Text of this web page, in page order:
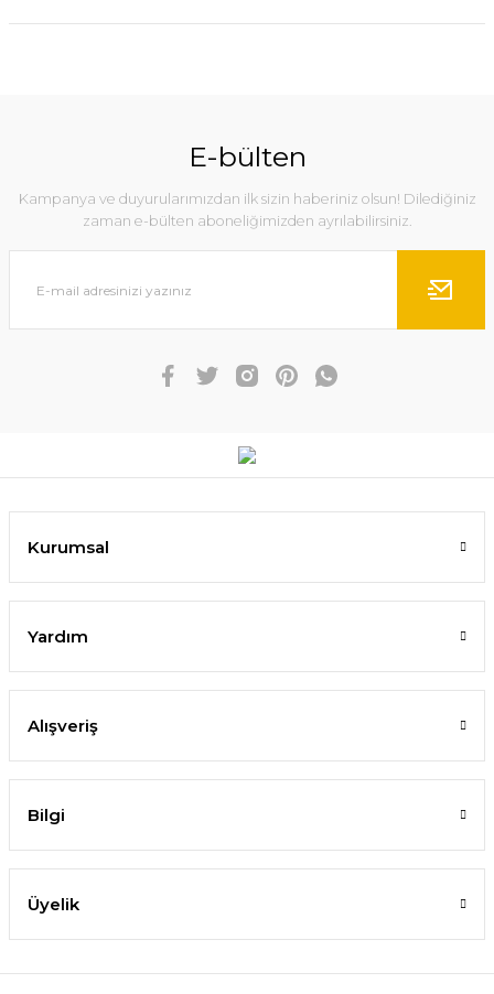
E-bülten
Kampanya ve duyurularımızdan ilk sizin haberiniz olsun! Dilediğiniz
zaman e-bülten aboneliğimizden ayrılabilirsiniz.
Kurumsal
Yardım
Alışveriş
Bilgi
Üyelik